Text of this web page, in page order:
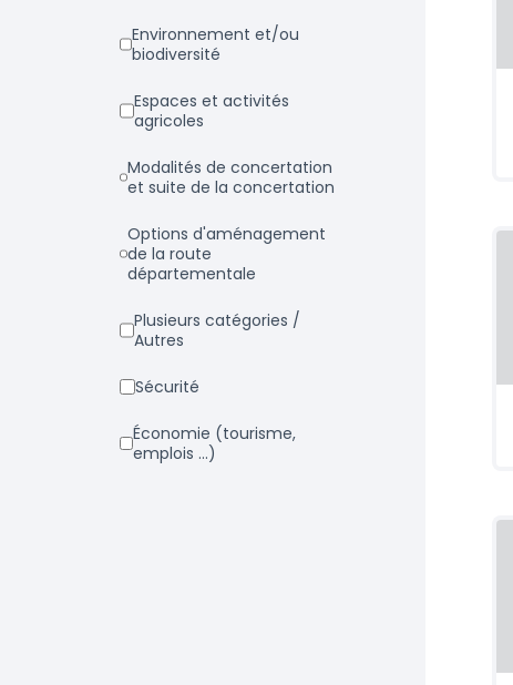
Environnement et/ou
biodiversité
Espaces et activités
agricoles
Modalités de concertation
et suite de la concertation
Options d'aménagement
de la route
départementale
Plusieurs catégories /
Autres
Sécurité
Économie (tourisme,
emplois ...)